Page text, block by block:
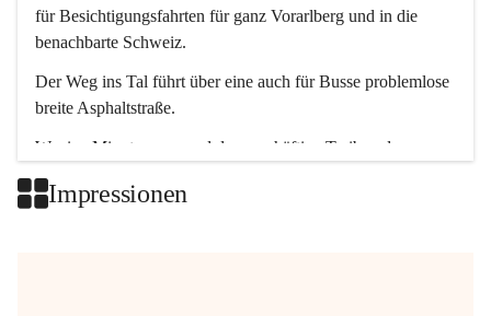
für Besichtigungsfahrten für ganz Vorarlberg und in die
benachbarte Schweiz.
Der Weg ins Tal führt über eine auch für Busse problemlose
breite Asphaltstraße.
Wenige Minuten nur, und das geschäftige Treiben der
Impressionen